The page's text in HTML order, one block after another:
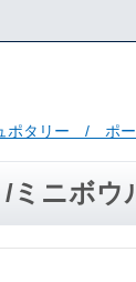
ポタリー / ポー
ミニボウ